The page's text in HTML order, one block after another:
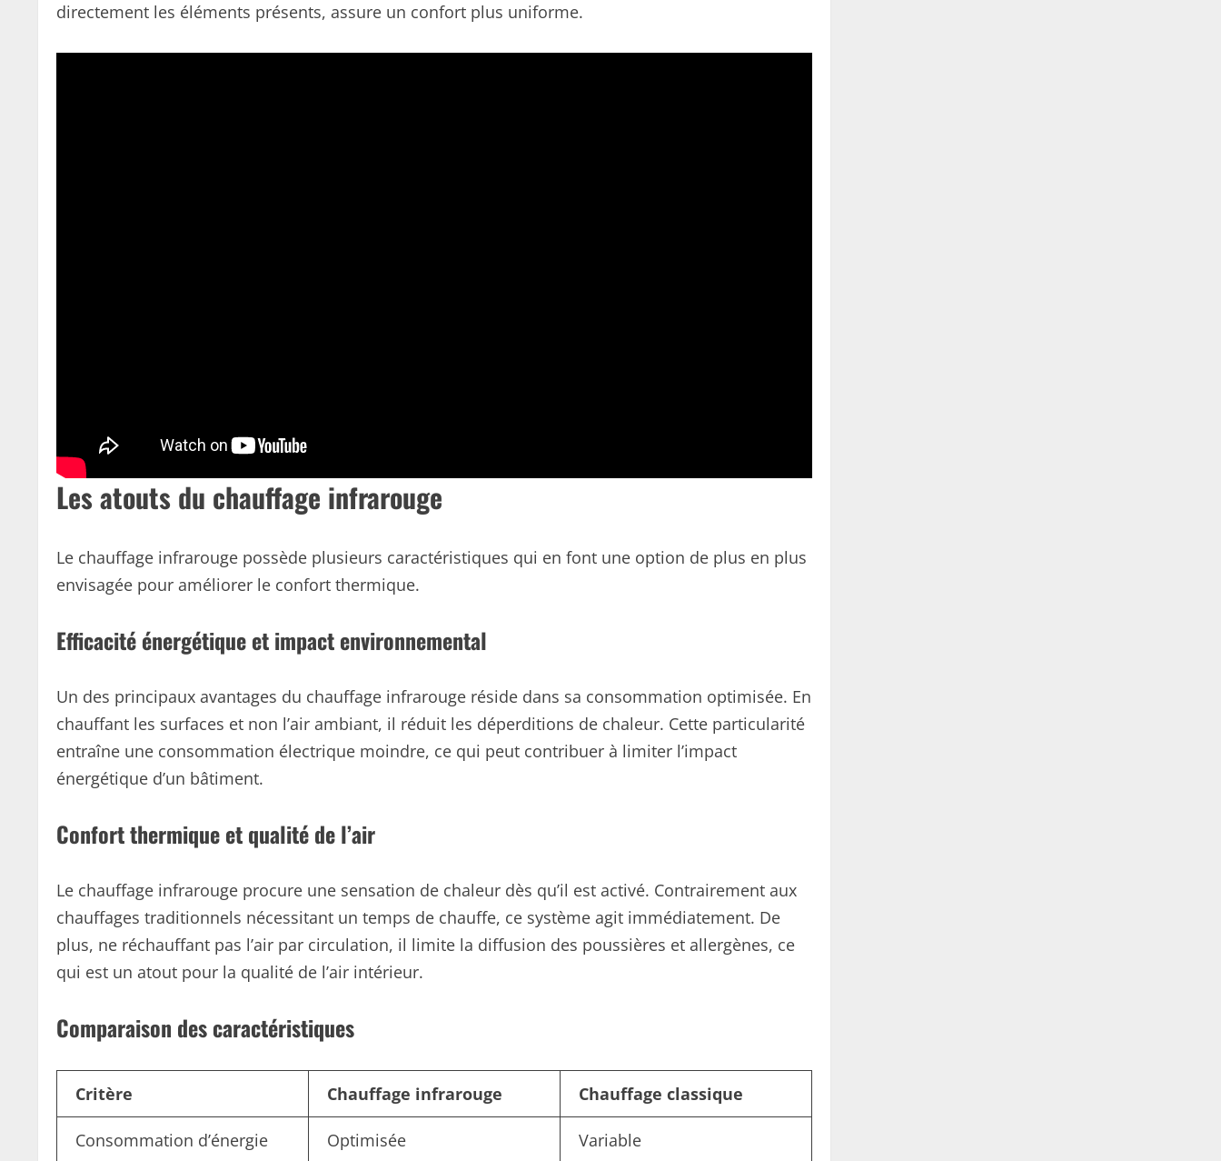
directement les éléments présents, assure un confort plus uniforme.
Les atouts du chauffage infrarouge
Le chauffage infrarouge possède plusieurs caractéristiques qui en font une option de plus en plus
envisagée pour améliorer le confort thermique.
Efficacité énergétique et impact environnemental
Un des principaux avantages du chauffage infrarouge réside dans sa consommation optimisée. En
chauffant les surfaces et non l’air ambiant, il réduit les déperditions de chaleur. Cette particularité
entraîne une consommation électrique moindre, ce qui peut contribuer à limiter l’impact
énergétique d’un bâtiment.
Confort thermique et qualité de l’air
Le chauffage infrarouge procure une sensation de chaleur dès qu’il est activé. Contrairement aux
chauffages traditionnels nécessitant un temps de chauffe, ce système agit immédiatement. De
plus, ne réchauffant pas l’air par circulation, il limite la diffusion des poussières et allergènes, ce
qui est un atout pour la qualité de l’air intérieur.
Comparaison des caractéristiques
Critère Chauffage infrarouge Chauffage classique
Consommation d’énergie Optimisée Variable